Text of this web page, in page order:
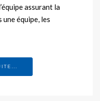
assurant la
une équipe, les